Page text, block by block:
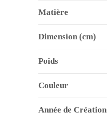
Matière
Dimension (cm)
Poids
Couleur
Année de Création